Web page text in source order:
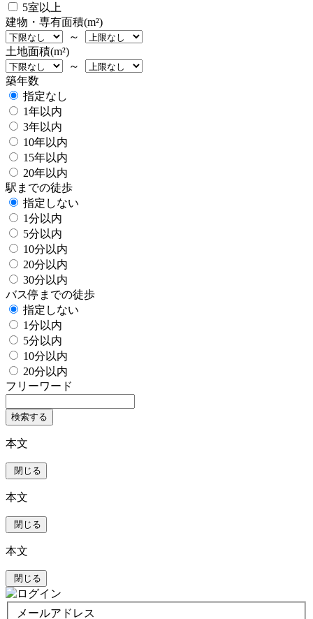
5室以上
建物・専有面積(m²)
～
土地面積(m²)
～
築年数
指定なし
1年以内
3年以内
10年以内
15年以内
20年以内
駅までの徒歩
指定しない
1分以内
5分以内
10分以内
20分以内
30分以内
バス停までの徒歩
指定しない
1分以内
5分以内
10分以内
20分以内
フリーワード
検索する
本文
閉じる
本文
閉じる
本文
閉じる
メールアドレス